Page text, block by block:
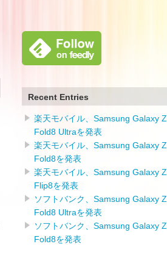
Recent Entries
楽天モバイル、Samsung Galaxy Z
Fold8 Ultraを発表
楽天モバイル、Samsung Galaxy Z
Fold8を発表
楽天モバイル、Samsung Galaxy Z
Flip8を発表
ソフトバンク、Samsung Galaxy Z
Fold8 Ultraを発表
ソフトバンク、Samsung Galaxy Z
Fold8を発表